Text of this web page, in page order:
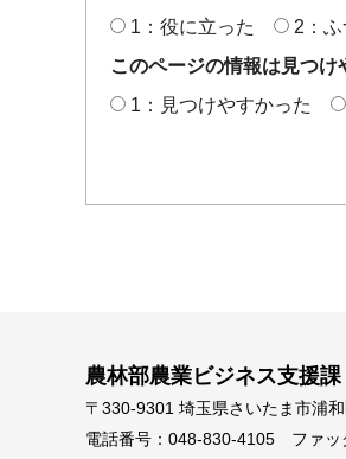
1：役に立った
2：ふ
このページの情報は見つけ
1：見つけやすかった
農林部農業ビジネス支援課
〒330-9301 埼玉県さいたま市浦
電話番号：048-830-4105 ファ